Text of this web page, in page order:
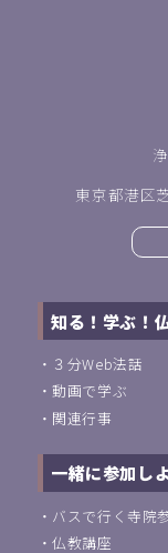
東京都港区
知る！学ぶ！
・ ３分Web法話
・動画で学ぶ
・ 関連行事
一緒に参加し
・ バスで行く寺院
・仏教講座